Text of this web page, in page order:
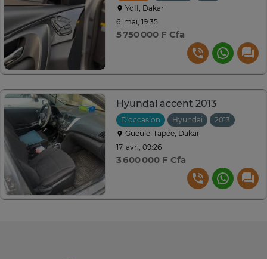
Yoff, Dakar
6. mai, 19:35
5 750 000 F Cfa
Hyundai accent 2013
D'occasion Hyundai 2013
Gueule-Tapée, Dakar
17. avr., 09:26
3 600 000 F Cfa